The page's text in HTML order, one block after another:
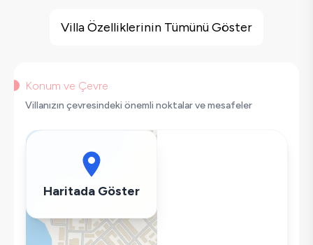
Deniz Manzarası
Doğa Manzaralı
Saç Kurutma Makinası
Çamaşır Makinesi
Kettle
Villa Özelliklerinin Tümünü Göster
Konum ve Çevre
Villanızın çevresindeki önemli noktalar ve mesafeler
Haritada Göster